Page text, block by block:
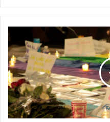
Pride
Michoacán
Prende
Alertas:
Violencia
Y
Discriminación
LGBTTIQ+
Siguen